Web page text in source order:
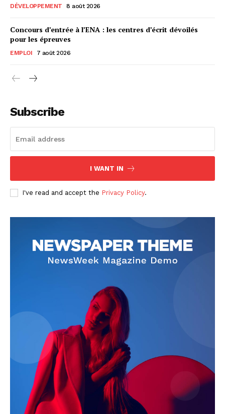
DÉVELOPPEMENT 8 août 2026
Concours d’entrée à l’ENA : les centres d’écrit dévoilés
pour les épreuves
EMPLOI 7 août 2026
Subscribe
I WANT IN
I've read and accept the Privacy Policy.